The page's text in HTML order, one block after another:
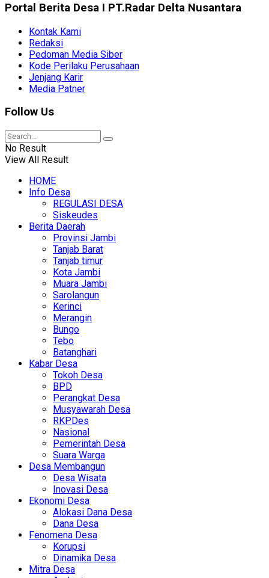
Portal Berita Desa I PT.Radar Delta Nusantara
Kontak Kami
Redaksi
Pedoman Media Siber
Kode Perilaku Perusahaan
Jenjang Karir
Media Patner
Follow Us
No Result
View All Result
HOME
Info Desa
REGULASI DESA
Siskeudes
Berita Daerah
Provinsi Jambi
Tanjab Barat
Tanjab timur
Kota Jambi
Muara Jambi
Sarolangun
Kerinci
Merangin
Bungo
Tebo
Batanghari
Kabar Desa
Tokoh Desa
BPD
Perangkat Desa
Musyawarah Desa
RKPDes
Nasional
Pemerintah Desa
Suara Warga
Desa Membangun
Desa Wisata
Inovasi Desa
Ekonomi Desa
Alokasi Dana Desa
Dana Desa
Fenomena Desa
Korupsi
Dinamika Desa
Mitra Desa